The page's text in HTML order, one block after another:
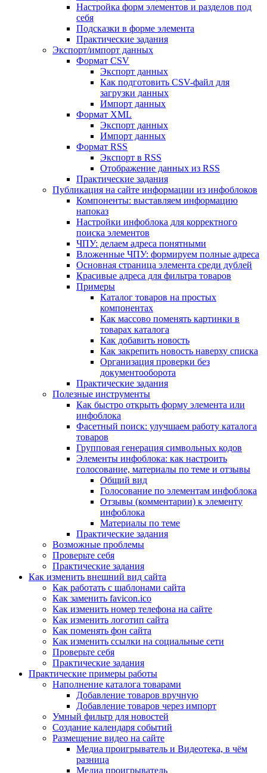
Настройка форм элементов и разделов под
себя
Подсказки в форме элемента
Практические задания
Экспорт/импорт данных
Формат CSV
Экспорт данных
Как подготовить CSV-файл для
загрузки данных
Импорт данных
Формат XML
Экспорт данных
Импорт данных
Формат RSS
Экспорт в RSS
Отображение данных из RSS
Практические задания
Публикация на сайте информации из инфоблоков
Компоненты: выставляем информацию
напоказ
Настройки инфоблока для корректного
поиска элементов
ЧПУ: делаем адреса понятными
Вложенные ЧПУ: формируем полные адреса
Основная страница элемента среди дублей
Красивые адреса для фильтра товаров
Примеры
Каталог товаров на простых
компонентах
Как массово поменять картинки в
товарах каталога
Как добавить новость
Как закрепить новость наверху списка
Организация проверки без
документооборота
Практические задания
Полезные инструменты
Как быстро открыть форму элемента или
инфоблока
Фасетный поиск: улучшаем работу каталога
товаров
Групповая генерация символьных кодов
Элементы инфоблока: как настроить
голосование, материалы по теме и отзывы
Общий вид
Голосование по элементам инфоблока
Отзывы (комментарии) к элементу
инфоблока
Материалы по теме
Практические задания
Возможные проблемы
Проверьте себя
Практические задания
Как изменить внешний вид сайта
Как работать с шаблонами сайта
Как заменить favicon.ico
Как изменить номер телефона на сайте
Как изменить логотип сайта
Как поменять фон сайта
Как изменить ссылки на социальные сети
Проверьте себя
Практические задания
Практические примеры работы
Наполнение каталога товарами
Добавление товаров вручную
Добавление товаров через импорт
Умный фильтр для новостей
Создание календаря событий
Размещение видео на сайте
Медиа проигрыватель и Видеотека, в чём
разница
Медиа проигрыватель